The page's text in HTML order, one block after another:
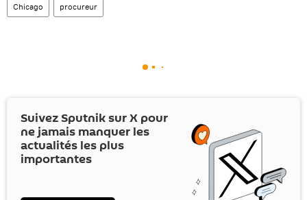
Chicago procureur
Suivez Sputnik surX pour
ne jamais manquer les
actualités les plus
importantes